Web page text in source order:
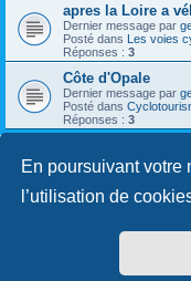
En poursuivant votre
l’utilisation de
apres la Loire a
Dernier message par
Posté dans Les voies
Réponses : 3
Côte d'Opale
Dernier message par
Posté dans
Réponses : 3
8